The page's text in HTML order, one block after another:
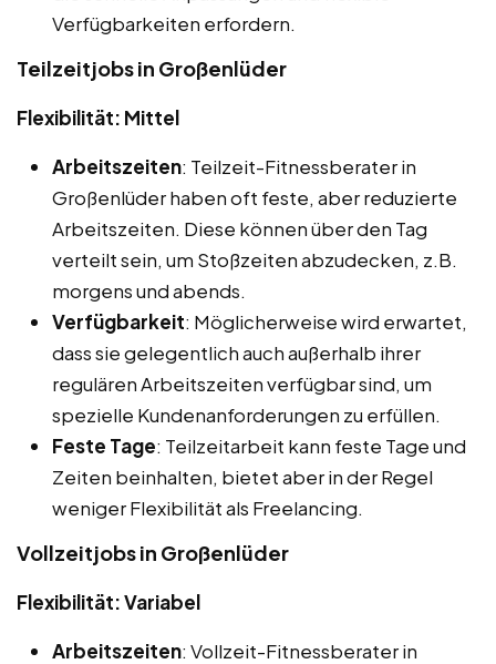
Verfügbarkeiten erfordern.
Teilzeitjobs in Großenlüder
Flexibilität: Mittel
Arbeitszeiten: Teilzeit-Fitnessberater in
Großenlüder haben oft feste, aber reduzierte
Arbeitszeiten. Diese können über den Tag
verteilt sein, um Stoßzeiten abzudecken, z.B.
morgens und abends.
Verfügbarkeit: Möglicherweise wird erwartet,
dass sie gelegentlich auch außerhalb ihrer
regulären Arbeitszeiten verfügbar sind, um
spezielle Kundenanforderungen zu erfüllen.
Feste Tage: Teilzeitarbeit kann feste Tage und
Zeiten beinhalten, bietet aber in der Regel
weniger Flexibilität als Freelancing.
Vollzeitjobs in Großenlüder
Flexibilität: Variabel
Arbeitszeiten: Vollzeit-Fitnessberater in